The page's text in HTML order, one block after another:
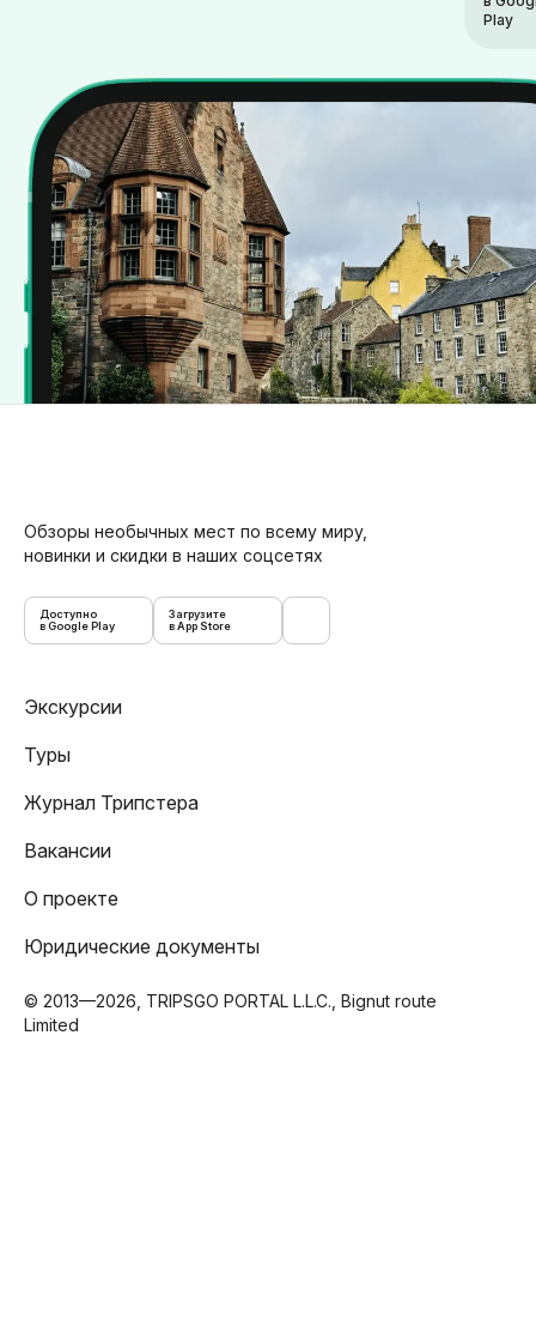
Play
Обзоры необычных мест по всему миру,
новинки и скидки в наших соцсетях
Доступно
в Google Play
Загрузите
в App Store
Экскурсии
Туры
Журнал Трипстера
Вакансии
О проекте
Юридические документы
© 2013—2026, TRIPSGO PORTAL L.L.C., Bignut route
Limited